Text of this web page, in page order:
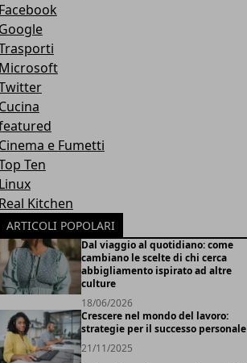
Facebook
Google
Microsoft
Cucina
Cinema e Fumetti
Ten
Linux
Real Kitchen
ARTICOLI POPOLARI
Dal viaggio al quotidiano: come
cambiano le scelte di chi cerca
abbigliamento ispirato ad altre
culture
18/06/2026
Crescere nel mondo del lavoro:
strategie per il successo personale
21/11/2025